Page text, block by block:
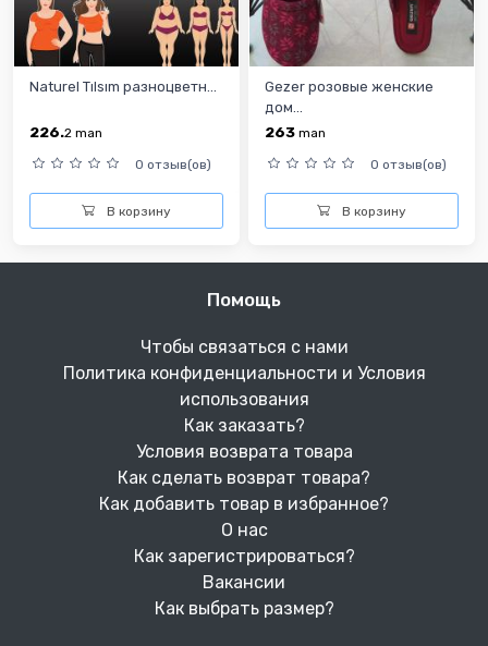
Naturel Tılsım разноцветн...
226.2 man
0 отзыв(ов)
В корзину
Gezer розовые женские
дом...
263 man
0 отзыв(ов)
В корзину
Помощь
Чтобы связаться с нами
Политика конфиденциальности и Условия
использования
Как заказать?
Условия возврата товара
Как сделать возврат товара?
Как добавить товар в избранное?
О нас
Как зарегистрироваться?
Вакансии
Как выбрать размер?